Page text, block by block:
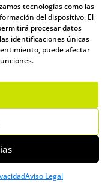
tecnologías como las
del dispositivo. El
procesar datos
identificaciones únicas
puede afectar
Aviso Legal
estudiar. Al
para la
del material,
la eficacia de los
una diferencia
profesional.
componente
Cornell como usar
apuntes. Esta
del material